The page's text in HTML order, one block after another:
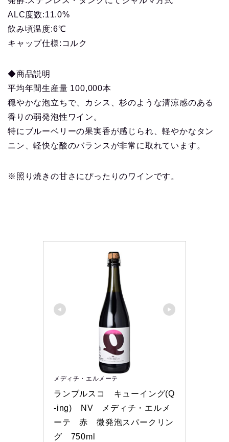
ALC度数:11.0%
飲み頃温度:6℃
キャップ仕様:コルク
◆商品説明
平均年間生産量 100,000本
穏やかな泡立ちで、カシス、杉のような清涼感のある
香りの弱発泡性ワイン。
特にブルーベリーの果実香が感じられ、軽やかなタン
ニン、軽快な酸のバランスが非常に取れています。
※照り焼きの甘さにぴったりのワインです。
メディチ・エルメーテ
ランブルスコ　キューイング(Q
-ing)　NV　メディチ・エルメ
ーテ　赤　微発泡スパークリン
グ　750ml